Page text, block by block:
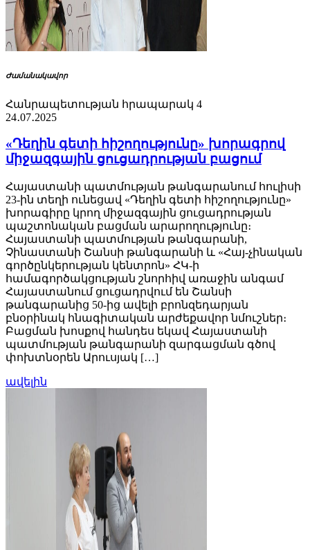
Ժամանակավոր
Հանրապետության հրապարակ 4
24․07․2025
«Դեղին գետի հիշողությունը» խորագրով
միջազգային ցուցադրության բացում
Հայաստանի պատմության թանգարանում հուլիսի
23-ին տեղի ունեցավ «Դեղին գետի հիշողությունը»
խորագիրը կրող միջազգային ցուցադրության
պաշտոնական բացման արարողությունը։
Հայաստանի պատմության թանգարանի,
Չինաստանի Շանսի թանգարանի և «Հայ-չինական
գործընկերության կենտրոն» ՀԿ-ի
համագործակցության շնորհիվ առաջին անգամ
Հայաստանում ցուցադրվում են Շանսի
թանգարանից 50-ից ավելի բրոնզեդարյան
բնօրինակ հնագիտական արժեքավոր նմուշներ։
Բացման խոսքով հանդես եկավ Հայաստանի
պատմության թանգարանի զարգացման գծով
փոխտնօրեն Արուսյակ […]
ավելին